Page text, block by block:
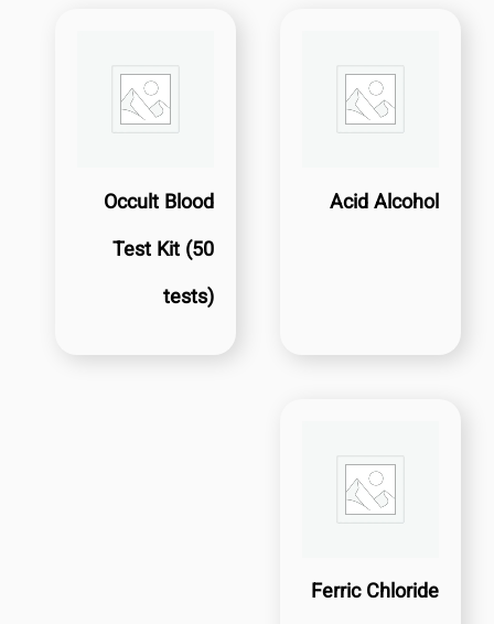
Acid Alcohol
Occult Blood
Test Kit (50
tests)
Ferric Chloride